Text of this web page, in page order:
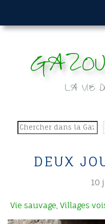
content
LA VIE
Rechercher
DEUX
10
Vie sauvage Villages